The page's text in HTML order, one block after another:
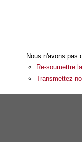
Nous n'avons pas
Re-soumettre
Transmettez-